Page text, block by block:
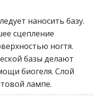
наносить базу.
сцепление
ногтя.
базы делают
биогеля. Слой
лампе.